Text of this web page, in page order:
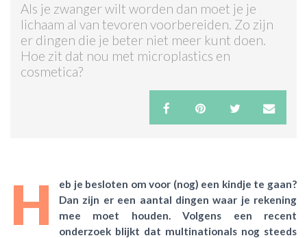
SHOPS
ACTIES & KORTING
Als je zwanger wilt worden dan moet je je
lichaam al van tevoren voorbereiden. Zo zijn
er dingen die je beter niet meer kunt doen.
Hoe zit dat nou met microplastics en
cosmetica?
H
eb je besloten om voor (nog) een kindje te gaan?
Dan zijn er een aantal dingen waar je rekening
mee moet houden. Volgens een recent
onderzoek blijkt dat multinationals nog steeds